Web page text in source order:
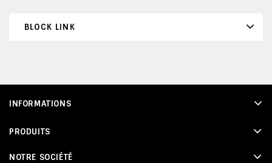
BLOCK LINK
INFORMATIONS
PRODUITS
NOTRE SOCIÉTÉ